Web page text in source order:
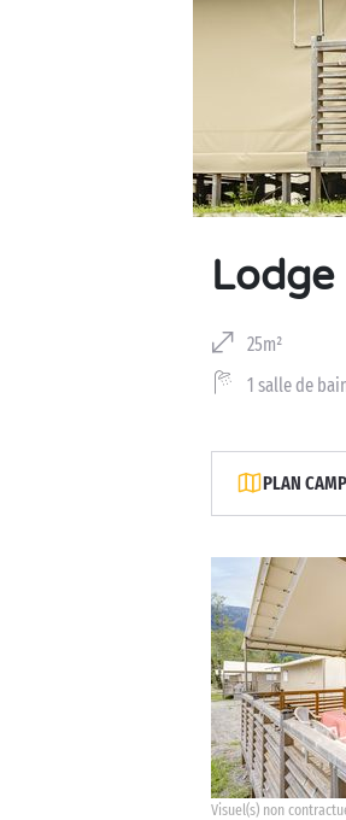
Lodge
25m²
1 salle de
PLAN
Visuel(s) non